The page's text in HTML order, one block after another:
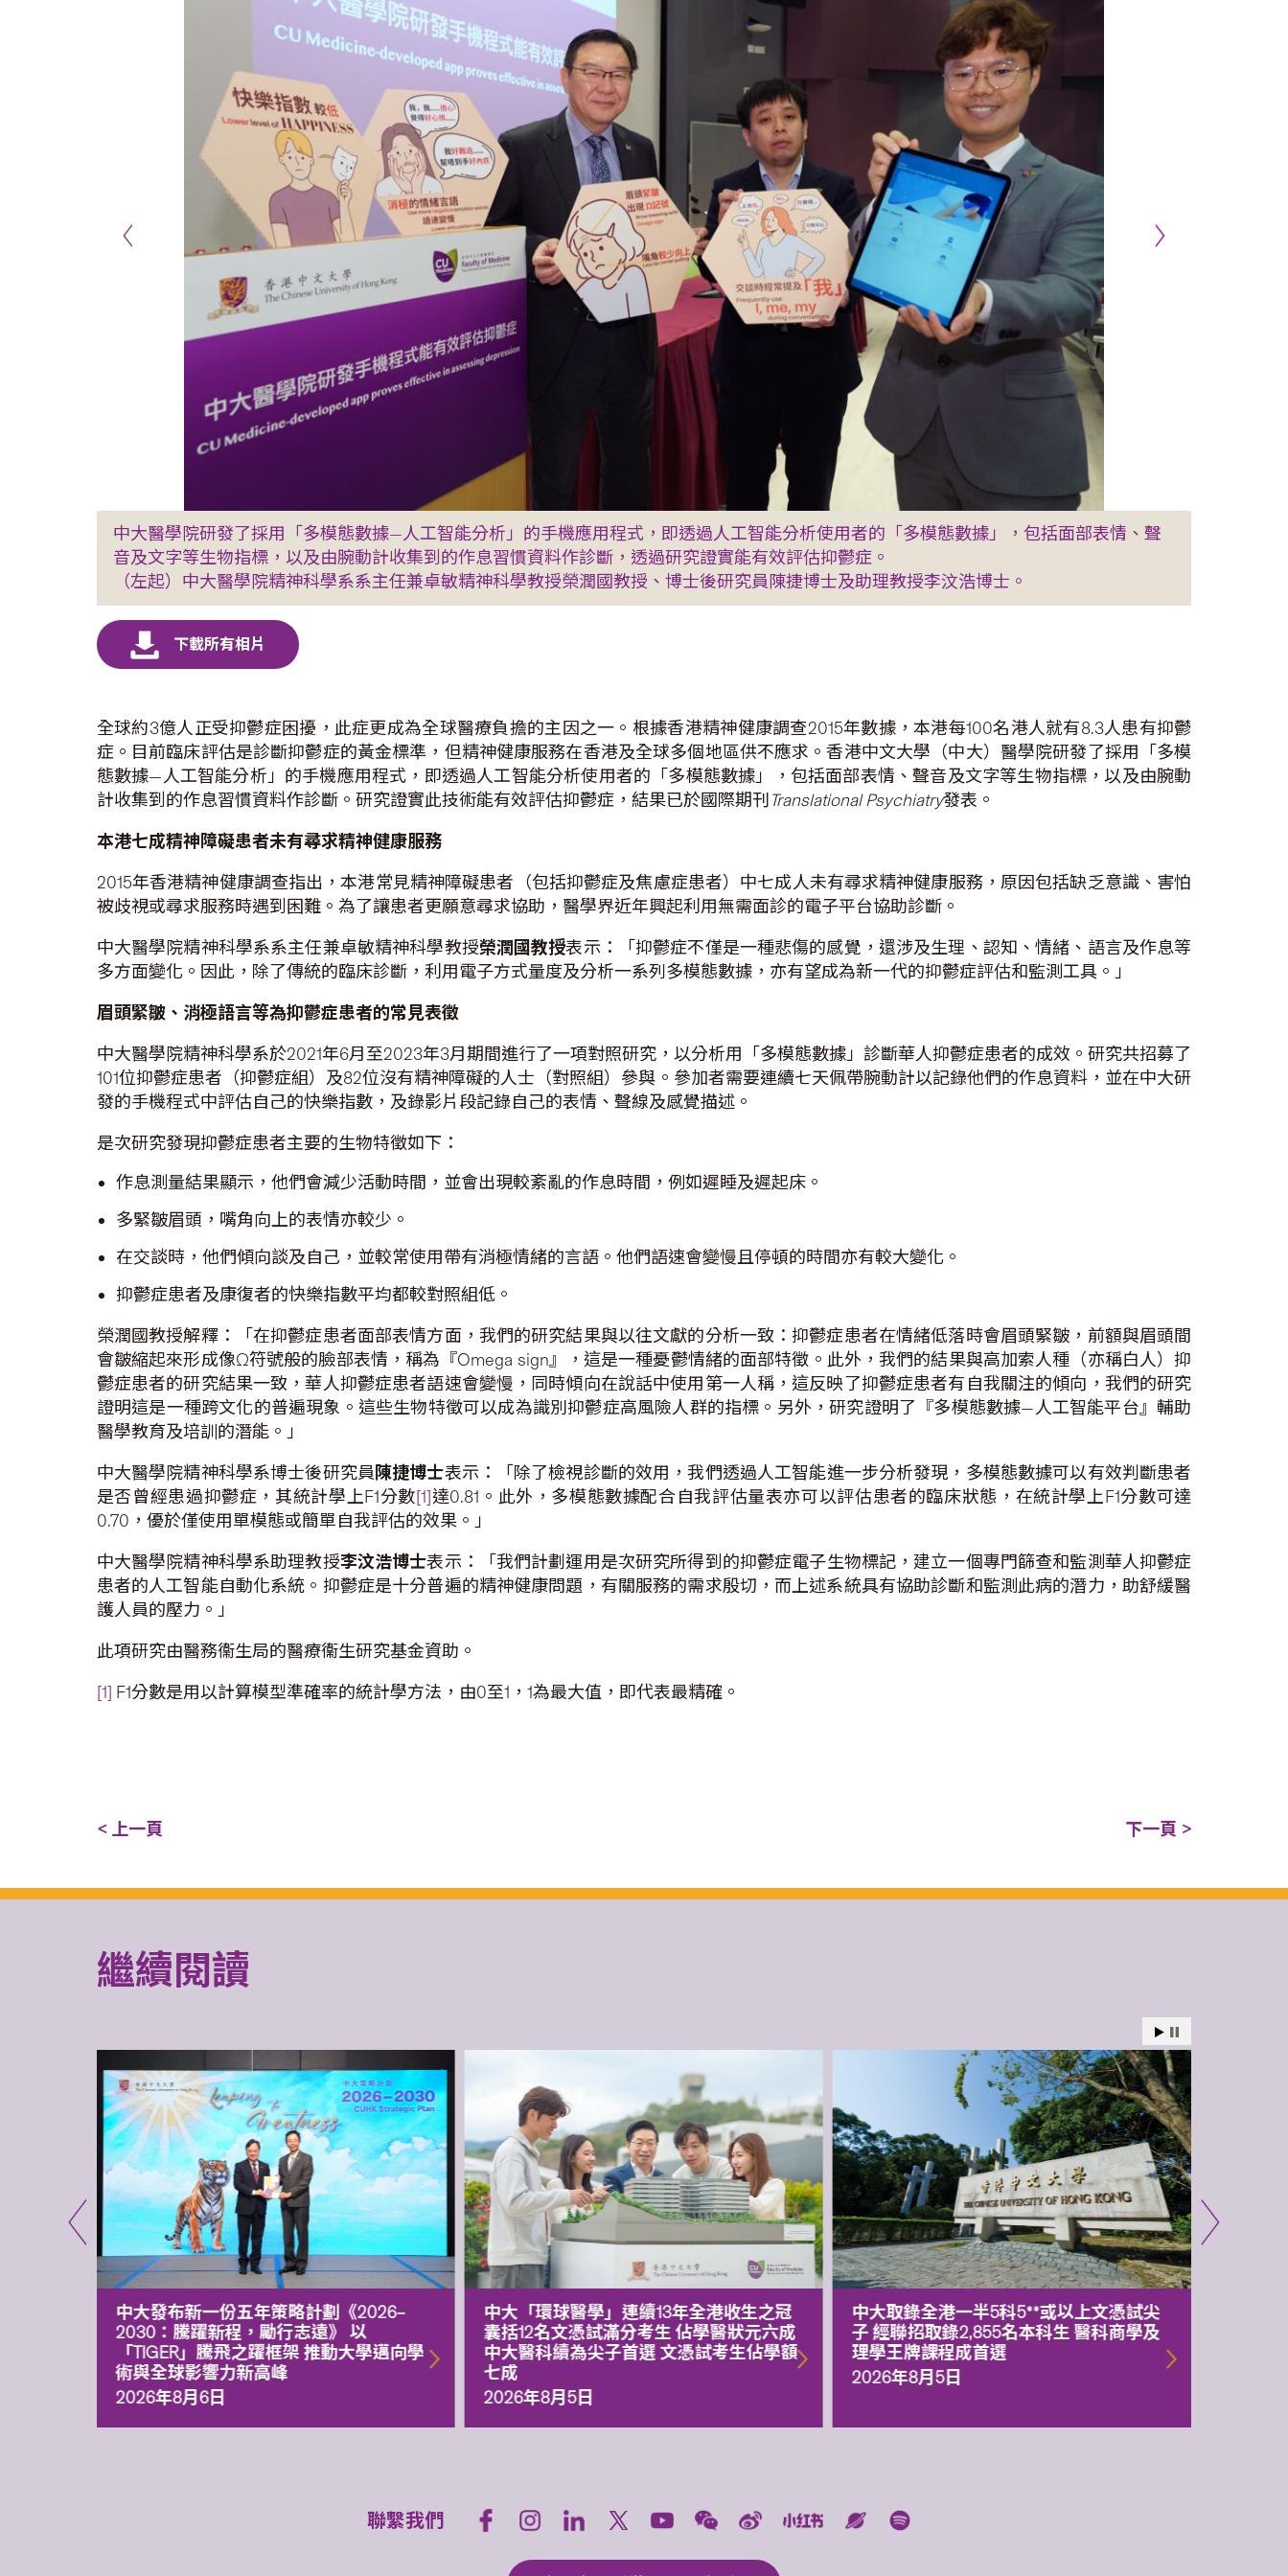
中大醫學院研發了採用「多模態數據—人工智能分析」的手機應用程式，即透過人工智能分析使用者的「多模態數據」，包括面部表情、聲
音及文字等生物指標，以及由腕動計收集到的作息習慣資料作診斷，透過研究證實能有效評估抑鬱症。
（左起）中大醫學院精神科學系系主任兼卓敏精神科學教授榮潤國教授、博士後研究員陳捷博士及助理教授李汶浩博士。
全球約3億人正受抑鬱症困擾，此症更成為全球醫療負擔的主因之一。根據香港精神健康調查2015年數據，本港每100名港人就有8.3人患有抑鬱
症。目前臨床評估是診斷抑鬱症的黃金標準，但精神健康服務在香港及全球多個地區供不應求。香港中文大學（中大）醫學院研發了採用「多模
態數據—人工智能分析」的手機應用程式，即透過人工智能分析使用者的「多模態數據」，包括面部表情、聲音及文字等生物指標，以及由腕動
計收集到的作息習慣資料作診斷。研究證實此技術能有效評估抑鬱症，結果已於國際期刊 Translational Psychiatry發表。
本港七成精神障礙患者未有尋求精神健康服務
2015年香港精神健康調查指出，本港常見精神障礙患者（包括抑鬱症及焦慮症患者）中七成人未有尋求精神健康服務，原因包括缺乏意識、害怕
被歧視或尋求服務時遇到困難。為了讓患者更願意尋求協助，醫學界近年興起利用無需面診的電子平台協助診斷。
中大醫學院精神科學系系主任兼卓敏精神科學教授榮潤國教授表示：「抑鬱症不僅是一種悲傷的感覺，還涉及生理、認知、情緒、語言及作息等
多方面變化。因此，除了傳統的臨床診斷，利用電子方式量度及分析一系列多模態數據，亦有望成為新一代的抑鬱症評估和監測工具。」
眉頭緊皺、消極語言等為抑鬱症患者的常見表徵
中大醫學院精神科學系於2021年6月至2023年3月期間進行了一項對照研究，以分析用「多模態數據」診斷華人抑鬱症患者的成效。研究共招募了
101位抑鬱症患者（抑鬱症組）及82位沒有精神障礙的人士（對照組）參與。參加者需要連續七天佩帶腕動計以記錄他們的作息資料，並在中大研
發的手機程式中評估自己的快樂指數，及錄影片段記錄自己的表情、聲線及感覺描述。
是次研究發現抑鬱症患者主要的生物特徵如下：
作息測量結果顯示，他們會減少活動時間，並會出現較紊亂的作息時間，例如遲睡及遲起床。
多緊皺眉頭，嘴角向上的表情亦較少。
在交談時，他們傾向談及自己，並較常使用帶有消極情緒的言語。他們語速會變慢且停頓的時間亦有較大變化。
抑鬱症患者及康復者的快樂指數平均都較對照組低。
榮潤國教授解釋：「在抑鬱症患者面部表情方面，我們的研究結果與以往文獻的分析一致：抑鬱症患者在情緒低落時會眉頭緊皺，前額與眉頭間
會皺縮起來形成像Ω符號般的臉部表情，稱為『Omega sign』，這是一種憂鬱情緒的面部特徵。此外，我們的結果與高加索人種（亦稱白人）抑
鬱症患者的研究結果一致，華人抑鬱症患者語速會變慢，同時傾向在說話中使用第一人稱，這反映了抑鬱症患者有自我關注的傾向，我們的研究
證明這是一種跨文化的普遍現象。這些生物特徵可以成為識別抑鬱症高風險人群的指標。另外，研究證明了『多模態數據—人工智能平台』輔助
醫學教育及培訓的潛能。」
中大醫學院精神科學系博士後研究員陳捷博士表示：「除了檢視診斷的效用，我們透過人工智能進一步分析發現，多模態數據可以有效判斷患者
是否曾經患過抑鬱症，其統計學上F1分數[1]達0.81。此外，多模態數據配合自我評估量表亦可以評估患者的臨床狀態，在統計學上F1分數可達
0.70，優於僅使用單模態或簡單自我評估的效果。」
中大醫學院精神科學系助理教授李汶浩博士表示：「我們計劃運用是次研究所得到的抑鬱症電子生物標記，建立一個專門篩查和監測華人抑鬱症
患者的人工智能自動化系統。抑鬱症是十分普遍的精神健康問題，有關服務的需求殷切，而上述系統具有協助診斷和監測此病的潛力，助舒緩醫
護人員的壓力。」
此項研究由醫務衞生局的醫療衞生研究基金資助。
[1] F1分數是用以計算模型準確率的統計學方法，由0至1，1為最大值，即代表最精確。
< 上一頁 下一頁 >
繼續閱讀
中大發布新一份五年策略計劃《2026‒
2030：騰躍新程，勵行志遠》 以
「TIGER」騰飛之躍框架 推動大學邁向學
術與全球影響力新高峰
2026年8月6日
中大「環球醫學」連續13年全港收生之冠
囊括12名文憑試滿分考生 佔學醫狀元六成
中大醫科續為尖子首選 文憑試考生佔學額
七成
2026年8月5日
中大取錄全港一半5科5**或以上文憑試尖
子 經聯招取錄2,855名本科生 醫科商學及
理學王牌課程成首選
2026年8月5日
聯繫我們